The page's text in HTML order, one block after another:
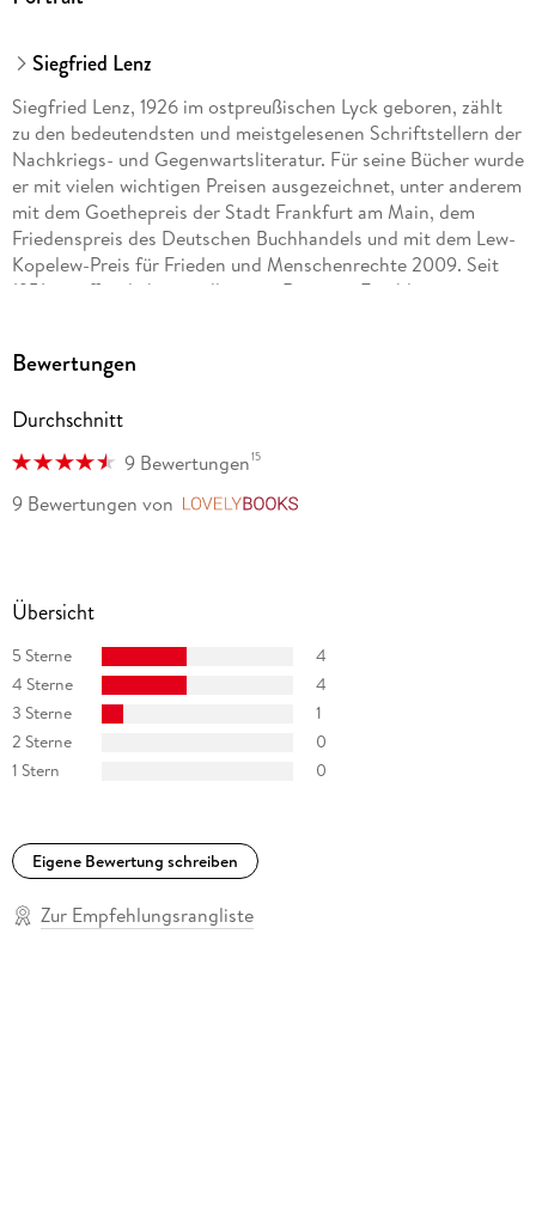
Siegfried Lenz
Siegfried Lenz, 1926 im ostpreußischen Lyck geboren, zählt
zu den bedeutendsten und meistgelesenen Schriftstellern der
Nachkriegs- und Gegenwartsliteratur. Für seine Bücher wurde
er mit vielen wichtigen Preisen ausgezeichnet, unter anderem
mit dem Goethepreis der Stadt Frankfurt am Main, dem
Friedenspreis des Deutschen Buchhandels und mit dem Lew-
Kopelew-Preis für Frieden und Menschenrechte 2009. Seit
1951 veröffentlichte er alle seine Romane, Erzählungen,
Bewertungen
Durchschnitt
9 Bewertungen15
9 Bewertungen von
Übersicht
5 Sterne
4
4 Sterne
4
3 Sterne
1
2 Sterne
0
1 Stern
0
Eigene Bewertung schreiben
Zur Empfehlungsrangliste